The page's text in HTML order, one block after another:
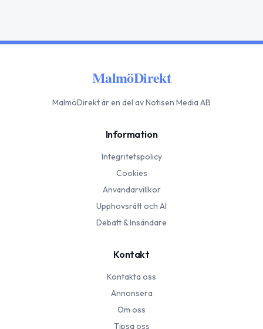
MalmöDirekt
MalmöDirektär en del av Notisen Media AB
Information
Integritetspolicy
Cookies
Användarvillkor
Upphovsrätt och AI
Debatt & Insändare
Kontakt
Kontakta oss
Annonsera
Om oss
Tipsa oss